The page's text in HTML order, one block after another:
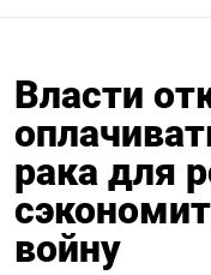
Власти
рака для
войну